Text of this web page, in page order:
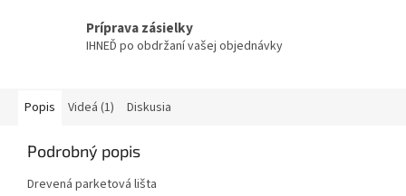
Príprava zásielky
IHNEĎ po obdržaní vašej objednávky
Popis Videá (1) Diskusia
Podrobný popis
Drevená parketová lišta